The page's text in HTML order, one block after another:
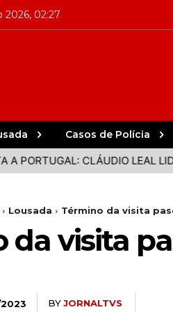
2026, 02:27
Casos de Polícia
CLÁUDIO LEAL LIDERA O PÓDIO
Lousada Término da visita
da visita
BYJORNALTVS